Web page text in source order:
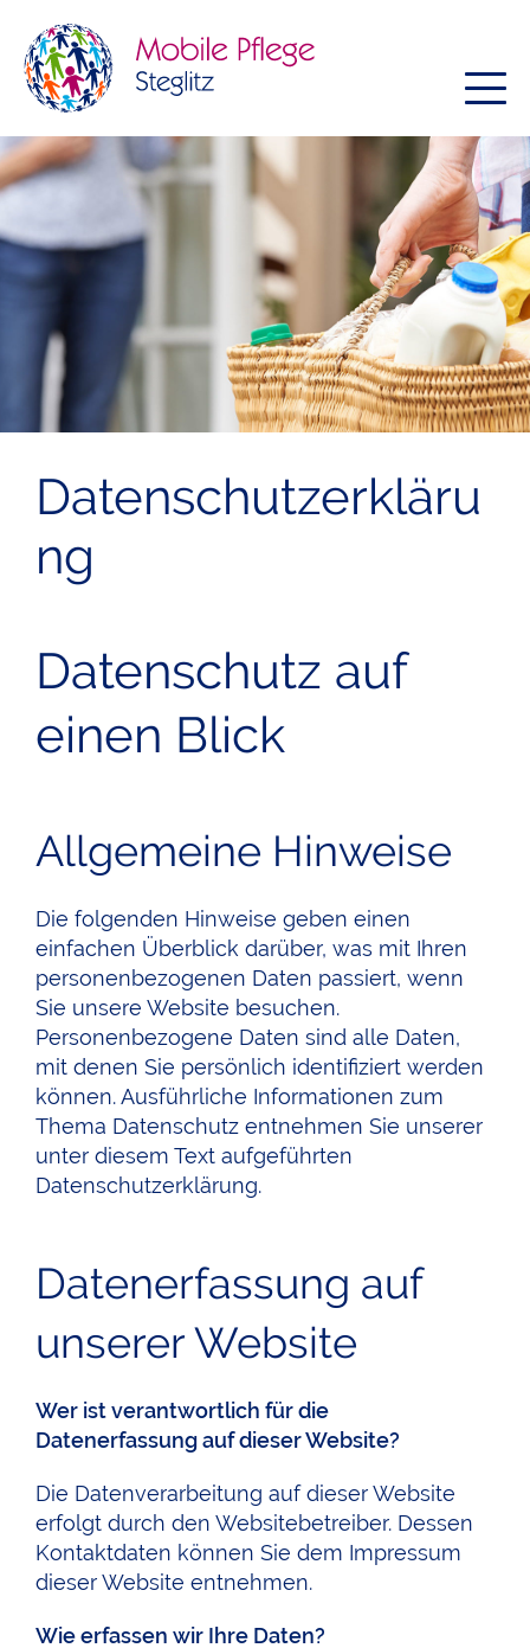
Datenschutzerkläru
ng
Datenschutz auf
einen Blick
Allgemeine Hinweise
Die folgenden Hinweise geben einen
einfachen Überblick darüber, was mit Ihren
personenbezogenen Daten passiert, wenn
Sie unsere Website besuchen.
Personenbezogene Daten sind alle Daten,
mit denen Sie persönlich identifiziert werden
können. Ausführliche Informationen zum
Thema Datenschutz entnehmen Sie unserer
unter diesem Text aufgeführten
Datenschutzerklärung.
Datenerfassung auf
unserer Website
Wer ist verantwortlich für die
Datenerfassung auf dieser Website?
Die Datenverarbeitung auf dieser Website
erfolgt durch den Websitebetreiber. Dessen
Kontaktdaten können Sie dem Impressum
dieser Website entnehmen.
Wie erfassen wir Ihre Daten?